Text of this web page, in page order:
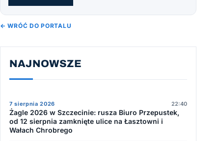
← WRÓĆ DO PORTALU
NAJNOWSZE
7 sierpnia 2026 22:40
Żagle 2026 w Szczecinie: rusza Biuro Przepustek,
od 12 sierpnia zamknięte ulice na Łasztowni i
Wałach Chrobrego